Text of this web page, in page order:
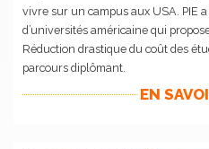
vivre sur un campus aux USA. PIE
d’universités américaine qui
Réduction drastique du coût des
parcours diplômant.
EN